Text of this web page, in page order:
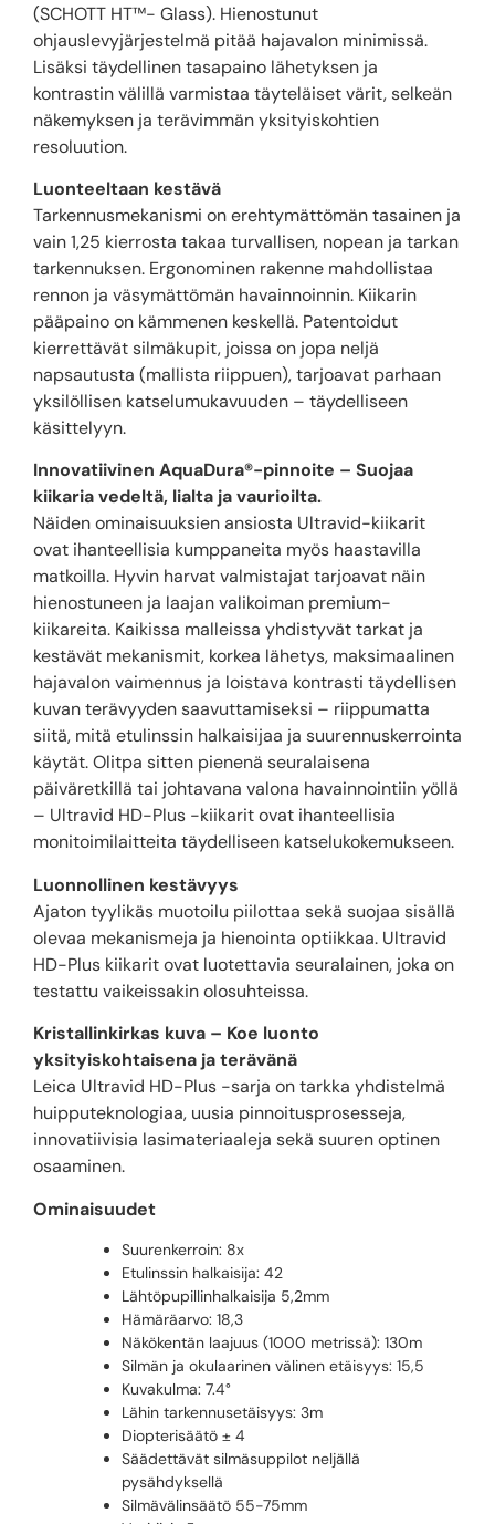
(SCHOTT HT™- Glass). Hienostunut
ohjauslevyjärjestelmä pitää hajavalon minimissä.
Lisäksi täydellinen tasapaino lähetyksen ja
kontrastin välillä varmistaa täyteläiset värit, selkeän
näkemyksen ja terävimmän yksityiskohtien
resoluution.
Luonteeltaan kestävä
Tarkennusmekanismi on erehtymättömän tasainen ja
vain 1,25 kierrosta takaa turvallisen, nopean ja tarkan
tarkennuksen. Ergonominen rakenne mahdollistaa
rennon ja väsymättömän havainnoinnin. Kiikarin
pääpaino on kämmenen keskellä. Patentoidut
kierrettävät silmäkupit, joissa on jopa neljä
napsautusta (mallista riippuen), tarjoavat parhaan
yksilöllisen katselumukavuuden – täydelliseen
käsittelyyn.
Innovatiivinen AquaDura®-pinnoite – Suojaa
kiikaria vedeltä, lialta ja vaurioilta.
Näiden ominaisuuksien ansiosta Ultravid-kiikarit
ovat ihanteellisia kumppaneita myös haastavilla
matkoilla. Hyvin harvat valmistajat tarjoavat näin
hienostuneen ja laajan valikoiman premium-
kiikareita. Kaikissa malleissa yhdistyvät tarkat ja
kestävät mekanismit, korkea lähetys, maksimaalinen
hajavalon vaimennus ja loistava kontrasti täydellisen
kuvan terävyyden saavuttamiseksi – riippumatta
siitä, mitä etulinssin halkaisijaa ja suurennuskerrointa
käytät. Olitpa sitten pienenä seuralaisena
päiväretkillä tai johtavana valona havainnointiin yöllä
– Ultravid HD-Plus -kiikarit ovat ihanteellisia
monitoimilaitteita täydelliseen katselukokemukseen.
Luonnollinen kestävyys
Ajaton tyylikäs muotoilu piilottaa sekä suojaa sisällä
olevaa mekanismeja ja hienointa optiikkaa. Ultravid
HD-Plus kiikarit ovat luotettavia seuralainen, joka on
testattu vaikeissakin olosuhteissa.
Kristallinkirkas kuva – Koe luonto
yksityiskohtaisena ja terävänä
Leica Ultravid HD-Plus -sarja on tarkka yhdistelmä
huipputeknologiaa, uusia pinnoitusprosesseja,
innovatiivisia lasimateriaaleja sekä suuren optinen
osaaminen.
Ominaisuudet
Suurenkerroin: 8x
Etulinssin halkaisija: 42
Lähtöpupillinhalkaisija 5,2mm
Hämäräarvo: 18,3
Näkökentän laajuus (1000 metrissä): 130m
Silmän ja okulaarinen välinen etäisyys: 15,5
Kuvakulma: 7.4°
Lähin tarkennusetäisyys: 3m
Diopterisäätö ± 4
Säädettävät silmäsuppilot neljällä
pysähdyksellä
Silmävälinsäätö 55-75mm